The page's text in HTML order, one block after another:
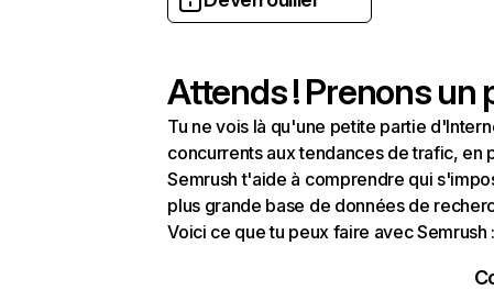
Attends ! Prenons un
Tu ne vois là qu'une petite partie
concurrents aux tendances de trafic, en
Semrush t'aide à comprendre qui
plus grande base de données de
Voici ce que tu peux faire avec Semrush